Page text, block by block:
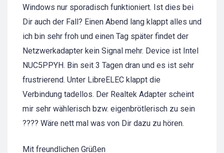
Windows nur sporadisch funktioniert. Ist dies bei
Dir auch der Fall? Einen Abend lang klappt alles und
ich bin sehr froh und einen Tag später findet der
Netzwerkadapter kein Signal mehr. Device ist Intel
NUC5PPYH. Bin seit 3 Tagen dran und es ist sehr
frustrierend. Unter LibreELEC klappt die
Verbindung tadellos. Der Realtek Adapter scheint
mir sehr wählerisch bzw. eigenbrötlerisch zu sein
???? Wäre nett mal was von Dir dazu zu hören.
Mit freundlichen Grüßen